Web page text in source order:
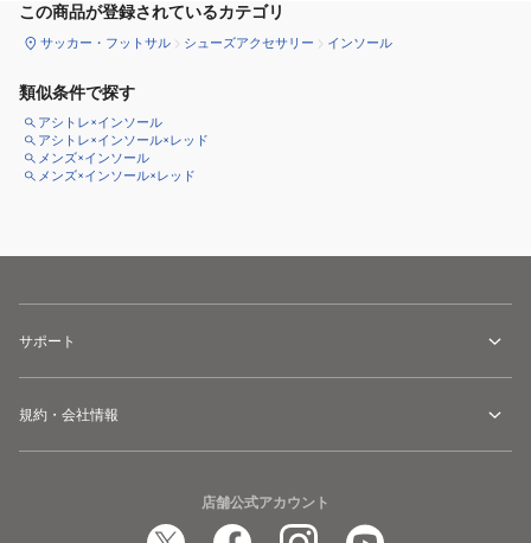
この商品が登録されているカテゴリ
サッカー・フットサル シューズアクセサリー インソール
類似条件で探す
アシトレ×インソール
アシトレ×インソール×レッド
メンズ×インソール
メンズ×インソール×レッド
サポート
規約・会社情報
店舗公式アカウント